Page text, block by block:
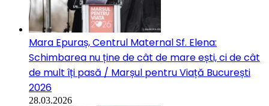
Mara Epuraș, Centrul Maternal Sf. Elena:
Schimbarea nu ține de cât de mare ești, ci de cât
de mult îți pasă / Marșul pentru Viață București
2026
28.03.2026